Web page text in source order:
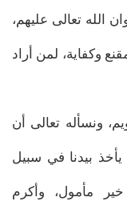
الله تعالى عليهم،
وكفاية، لمن أراد
ونسأله تعالى أن
يأخذ بيدنا في سبيل
خير مأمول، وأكرم